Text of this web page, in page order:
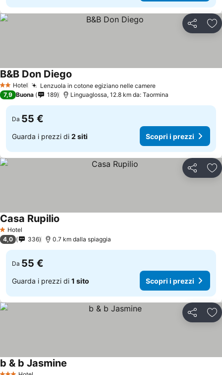
Condividi
2 StelleHotel Lenzuola in cotone egiziano nelle camere
B&B Don Diego
7,9 Buona 189 Linguaglossa, 12.8 km da: Taormina
Da 55 €
Guarda i prezzi di 2 siti Scopri i prezzi
Condividi
1 Stelle
Hotel
Casa Rupilio
4,0 336 0.7 km dalla spiaggia
Da 55 €
Guarda i prezzi di 1 sito Scopri i prezzi
Condividi
b & b Jasmine